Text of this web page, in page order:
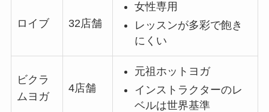
ロイブ 32店舗
女性専用
レッスンが多彩で飽き
にくい
ビクラ
ムヨガ
4店舗
元祖ホットヨガ
インストラクターのレ
ベルは世界基準